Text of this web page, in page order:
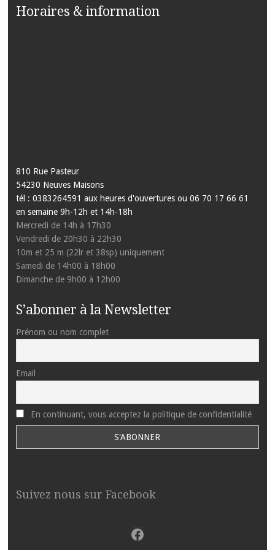
Horaires & information
810 Rue Pasteur
54230 Neuves Maisons
tél : 0383264591 aux heures d'ouvertures ou 06 70 17 66 61
en semaine 9h-12h et 14h-18h
Mercredi de 14h à 17h30
Vendredi de 20h30 à 22h30
10m et 25 m (22lr et 38sp) uniquement
Samedi de 14h00 à 18h00
Dimanche de 9h00 à 12h00
S’abonner à la Newsletter
Prénom ou nom complet
Email
En continuant, vous acceptez la politique de confidentialité
Suivez nous sur Facebook
Facebook